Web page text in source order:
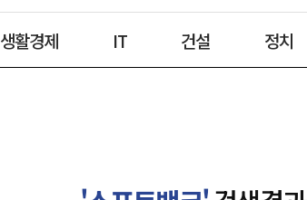
생활경제 IT 건설 정치